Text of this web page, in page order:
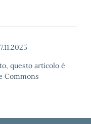
questo articolo è
Commons